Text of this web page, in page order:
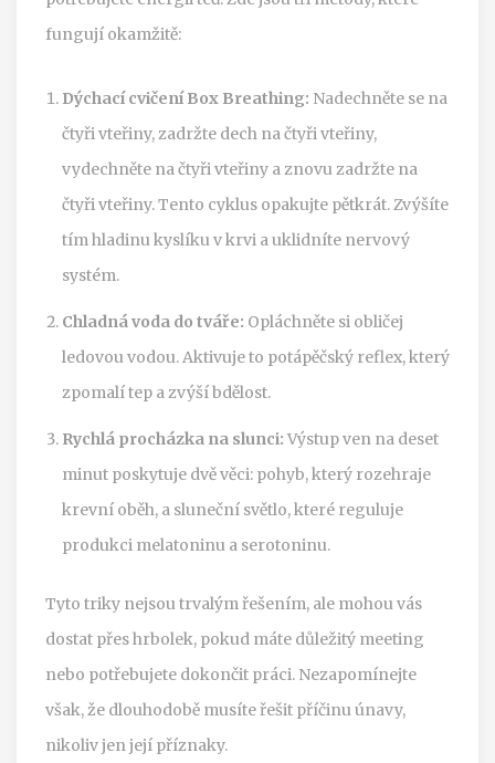
fungují okamžitě:
Dýchací cvičení Box Breathing: Nadechněte se na
čtyři vteřiny, zadržte dech na čtyři vteřiny,
vydechněte na čtyři vteřiny a znovu zadržte na
čtyři vteřiny. Tento cyklus opakujte pětkrát. Zvýšíte
tím hladinu kyslíku v krvi a uklidníte nervový
systém.
Chladná voda do tváře: Opláchněte si obličej
ledovou vodou. Aktivuje to potápěčský reflex, který
zpomalí tep a zvýší bdělost.
Rychlá procházka na slunci: Výstup ven na deset
minut poskytuje dvě věci: pohyb, který rozehraje
krevní oběh, a sluneční světlo, které reguluje
produkci melatoninu a serotoninu.
Tyto triky nejsou trvalým řešením, ale mohou vás
dostat přes hrbolek, pokud máte důležitý meeting
nebo potřebujete dokončit práci. Nezapomínejte
však, že dlouhodobě musíte řešit příčinu únavy,
nikoliv jen její příznaky.